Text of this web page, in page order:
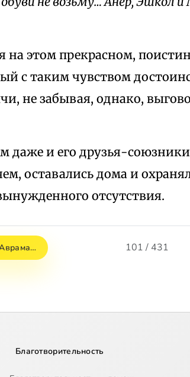
на этом прекрасном,
с таким чувством
не забывая, однако,
даже и его друзья-
оставались дома и
отсутствия.
101 / 431
Благотворительность